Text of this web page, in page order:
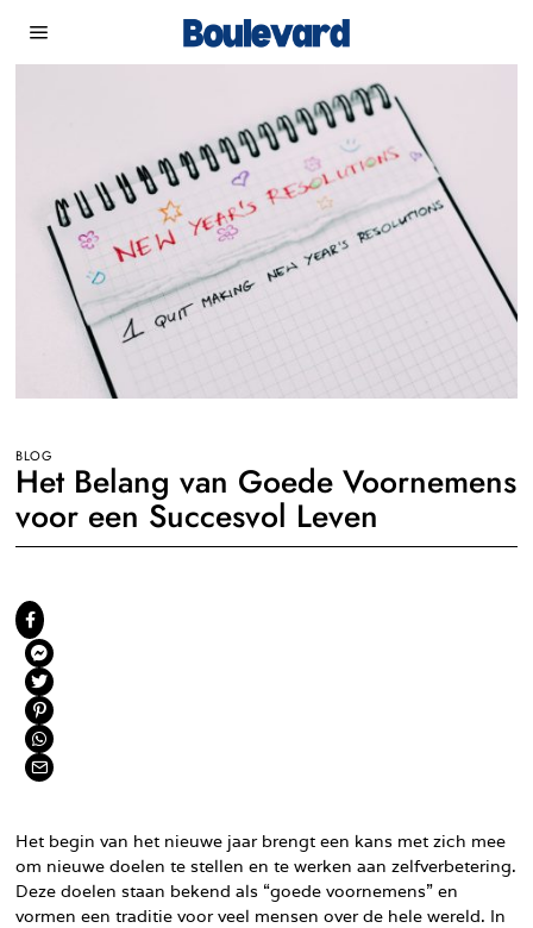
BLOG
Het Belang van Goede Voornemens
voor een Succesvol Leven
Het begin van het nieuwe jaar brengt een kans met zich mee
om nieuwe doelen te stellen en te werken aan zelfverbetering.
Deze doelen staan bekend als “goede voornemens” en
vormen een traditie voor veel mensen over de hele wereld. In